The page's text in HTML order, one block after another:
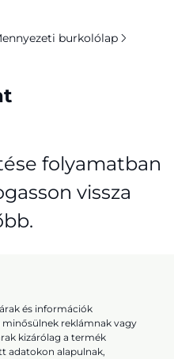
burkolólap
folyamatban
vissza
és információk
reklámnak vagy
kizárólag a termék
adatokon alapulnak,